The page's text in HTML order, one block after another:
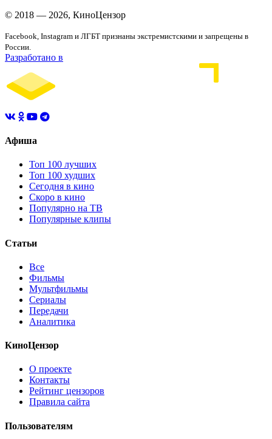
© 2018 — 2026, КиноЦензор
Facebook, Instagram и ЛГБТ признаны экстремистскими и запрещены в
России.
Разработано в
Афиша
Топ 100 лучших
Топ 100 худших
Сегодня в кино
Скоро в кино
Популярно на ТВ
Популярные клипы
Статьи
Все
Фильмы
Мультфильмы
Сериалы
Передачи
Аналитика
КиноЦензор
О проекте
Контакты
Рейтинг цензоров
Правила сайта
Пользователям